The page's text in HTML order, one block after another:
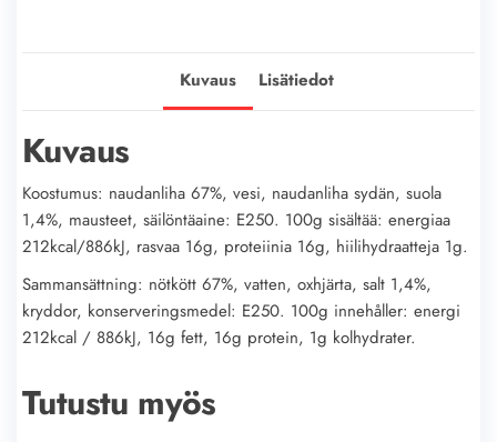
Kuvaus Lisätiedot
Kuvaus
Koostumus: naudanliha 67%, vesi, naudanliha sydän, suola
1,4%, mausteet, säilöntäaine: E250. 100g sisältää: energiaa
212kcal/886kJ, rasvaa 16g, proteiinia 16g, hiilihydraatteja 1g.
Sammansättning: nötkött 67%, vatten, oxhjärta, salt 1,4%,
kryddor, konserveringsmedel: E250. 100g innehåller: energi
212kcal / 886kJ, 16g fett, 16g protein, 1g kolhydrater.
Tutustu myös